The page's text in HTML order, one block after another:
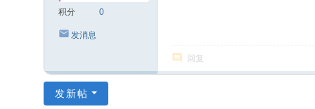
积分 0
发消息
回复
发新帖